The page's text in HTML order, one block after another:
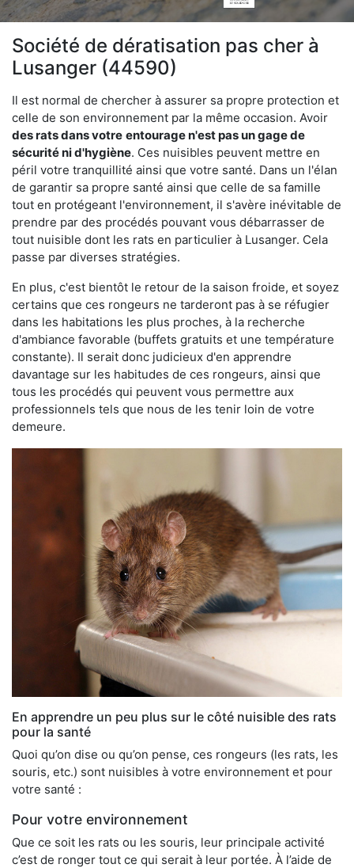
Société de dératisation pas cher à
Lusanger (44590)
Il est normal de chercher à assurer sa propre protection et
celle de son environnement par la même occasion. Avoir
des rats dans votre entourage n'est pas un gage de
sécurité ni d'hygiène. Ces nuisibles peuvent mettre en
péril votre tranquillité ainsi que votre santé. Dans un l'élan
de garantir sa propre santé ainsi que celle de sa famille
tout en protégeant l'environnement, il s'avère inévitable de
prendre par des procédés pouvant vous débarrasser de
tout nuisible dont les rats en particulier à Lusanger. Cela
passe par diverses stratégies.
En plus, c'est bientôt le retour de la saison froide, et soyez
certains que ces rongeurs ne tarderont pas à se réfugier
dans les habitations les plus proches, à la recherche
d'ambiance favorable (buffets gratuits et une température
constante). Il serait donc judicieux d'en apprendre
davantage sur les habitudes de ces rongeurs, ainsi que
tous les procédés qui peuvent vous permettre aux
professionnels tels que nous de les tenir loin de votre
demeure.
En apprendre un peu plus sur le côté nuisible des rats
pour la santé
Quoi qu’on dise ou qu’on pense, ces rongeurs (les rats, les
souris, etc.) sont nuisibles à votre environnement et pour
votre santé :
Pour votre environnement
Que ce soit les rats ou les souris, leur principale activité
c’est de ronger tout ce qui serait à leur portée. À l’aide de